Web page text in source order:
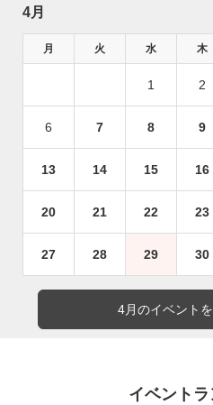
4月
月 火 水 木
1 2
6 7 8 9
13 14 15 16
20 21 22 23
27 28 29 30
4月のイベント
イベント